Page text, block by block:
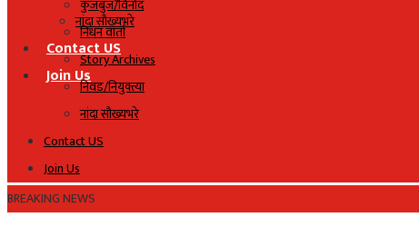
नांदा सौख्यभरे
Contact US
Join Us
कुजबुज/विनोद
निधन वार्ता
Story Archives
निवड/नियुक्त्या
नांदा सौख्यभरे
Contact US
Join Us
BREAKING NEWS